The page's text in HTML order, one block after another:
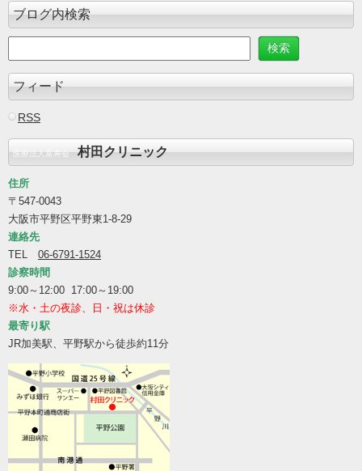
ブログ内検索
フィード
RSS
医療法人富寿会村田クリニック
住所
〒547-0043
大阪市平野区平野東1-8-29
連絡先
TEL 06-6791-1524
診察時間
9:00～12:00 17:00～19:00
※水・土の夜診、日・祝は休診
最寄り駅
JR加美駅、平野駅から徒歩約11分